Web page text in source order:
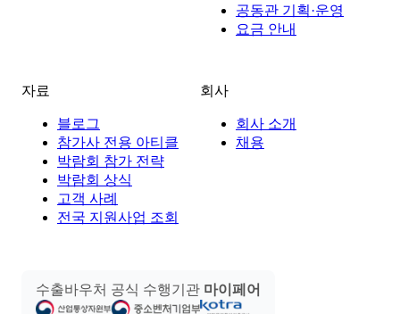
공동관 기획·운영
요금 안내
자료
블로그
참가사 전용 아티클
박람회 참가 전략
박람회 상식
고객 사례
전국 지원사업 조회
회사
회사 소개
채용
수출바우처 공식 수행기관 마이페어